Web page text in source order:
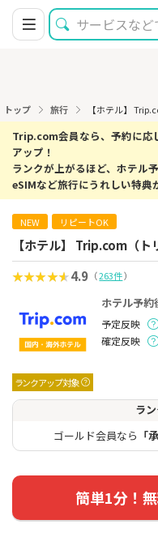
トップ 旅行 【ホテル】
Trip.com会員なら、予約に応
アップ！
ランクが上がるほど、ホテル
eSIMなど旅行にうれしい特典
NEW リピートOK
【ホテル】 Trip.com（ト
4.9 （263件）
ランクアップ対象
ホテル予約
予定反映
確定反映
ラ
ゴールド会員なら 「
簡単1分！